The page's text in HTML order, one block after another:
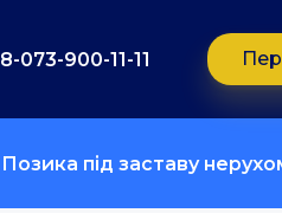
073-900-11-11
Позика під заставу